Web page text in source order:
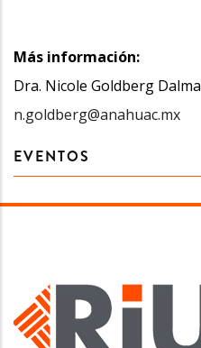
Más información:
Dra. Nicole Goldberg Dalma
n.goldberg@anahuac.mx
EVENTOS